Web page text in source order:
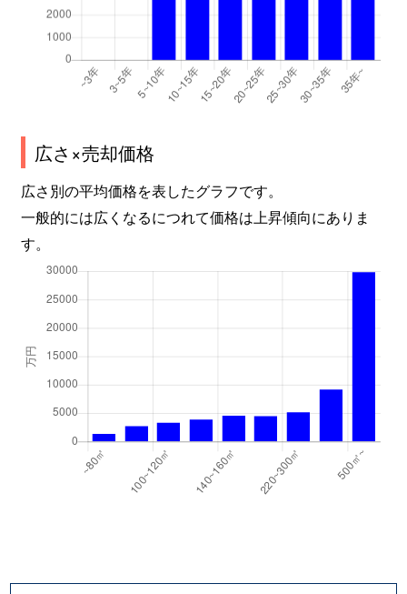
広さ×売却価格
広さ別の平均価格を表したグラフです。
一般的には広くなるにつれて価格は上昇傾向にありま
す。